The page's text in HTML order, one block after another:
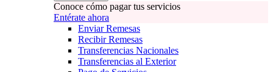
Conoce cómo pagar tus servicios
Entérate ahora
Enviar Remesas
Recibir Remesas
Transferencias Nacionales
Transferencias al Exterior